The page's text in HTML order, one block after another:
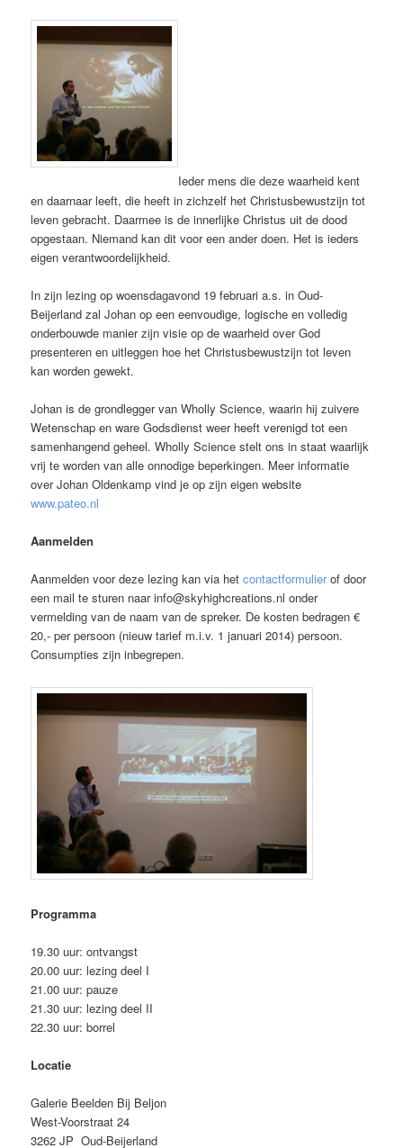
Ieder mens die deze waarheid kent
en daarnaar leeft, die heeft in zichzelf het Christusbewustzijn tot
leven gebracht. Daarmee is de innerlijke Christus uit de dood
opgestaan. Niemand kan dit voor een ander doen. Het is ieders
eigen verantwoordelijkheid.
In zijn lezing op woensdagavond 19 februari a.s. in Oud-
Beijerland zal Johan op een eenvoudige, logische en volledig
onderbouwde manier zijn visie op de waarheid over God
presenteren en uitleggen hoe het Christusbewustzijn tot leven
kan worden gewekt.
Johan is de grondlegger van Wholly Science, waarin hij zuivere
Wetenschap en ware Godsdienst weer heeft verenigd tot een
samenhangend geheel. Wholly Science stelt ons in staat waarlijk
vrij te worden van alle onnodige beperkingen. Meer informatie
over Johan Oldenkamp vind je op zijn eigen website
www.pateo.nl
Aanmelden
Aanmelden voor deze lezing kan via hetcontactformulierof door
een mail te sturen naar info@skyhighcreations.nl onder
vermelding van de naam van de spreker. De kosten bedragen €
20,- per persoon (nieuw tarief m.i.v. 1 januari 2014) persoon.
Consumpties zijn inbegrepen.
Programma
19.30 uur: ontvangst
20.00 uur: lezing deel I
21.00 uur: pauze
21.30 uur: lezing deel II
22.30 uur: borrel
Locatie
Galerie Beelden Bij Beljon
West-Voorstraat 24
3262 JP Oud-Beijerland